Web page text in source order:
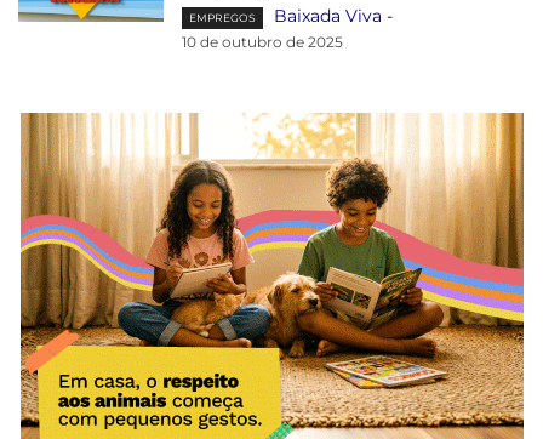
EMPREGOS Baixada Viva -
10 de outubro de 2025